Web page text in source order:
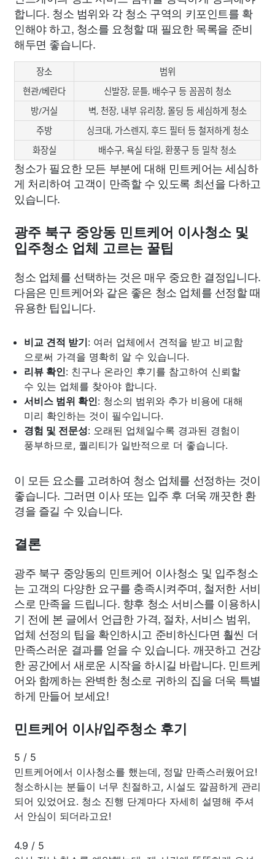
합니다. 청소 범위와 각 청소 구역의 키포인트를 확
인해야 하고, 청소를 요청할 때 필요한 목록을 준비
해두면 좋습니다.
장소
범위
현관/베란다
신발장, 문틀, 배수구 등 꼼꼼히 청소
방/거실
벽, 천장, 내부 유리창, 몰딩 등 세심하게 청소
주방
싱크대, 가스렌지, 후드 필터 등 철저하게 청소
화장실
배수구, 욕실 타일, 환풍구 등 밀착 청소
청소가 필요한 모든 부분에 대해 민트케어는 세심하
게 처리하여 고객이 만족할 수 있도록 최선을 다하고
있습니다.
광주 북구 중앙동 민트케어 이사청소 및
입주청소 업체 고르는 꿀팁
청소 업체를 선택하는 것은 매우 중요한 결정입니다.
다음은 민트케어와 같은 좋은 청소 업체를 선정할 때
유용한 팁입니다.
비교 견적 받기: 여러 업체에서 견적을 받고 비교함
으로써 가격을 명확히 알 수 있습니다.
리뷰 확인: 친구나 온라인 후기를 참고하여 신뢰할
수 있는 업체를 찾아야 합니다.
서비스 범위 확인: 청소의 범위와 추가 비용에 대해
미리 확인하는 것이 필수입니다.
경험 및 전문성: 오래된 업체일수록 경과된 경험이
풍부하므로, 퀄리티가 일반적으로 더 좋습니다.
이 모든 요소를 고려하여 청소 업체를 선정하는 것이
좋습니다. 그러면 이사 또는 입주 후 더욱 깨끗한 환
경을 즐길 수 있습니다.
결론
광주 북구 중앙동의 민트케어 이사청소 및 입주청소
는 고객의 다양한 요구를 충족시켜주며, 철저한 서비
스로 만족을 드립니다. 향후 청소 서비스를 이용하시
기 전에 본 글에서 언급한 가격, 절차, 서비스 범위,
업체 선정의 팁을 확인하시고 준비하신다면 훨씬 더
만족스러운 결과를 얻을 수 있습니다. 깨끗하고 건강
한 공간에서 새로운 시작을 하시길 바랍니다. 민트케
어와 함께하는 완벽한 청소로 귀하의 집을 더욱 특별
하게 만들어 보세요!
민트케어 이사/입주청소 후기
5 / 5
민트케어에서 이사청소를 했는데, 정말 만족스러웠어요!
청소하시는 분들이 너무 친절하고, 시설도 깔끔하게 관리
되어 있었어요. 청소 진행 단계마다 자세히 설명해 주셔
서 안심이 되더라고요!
4.9 / 5